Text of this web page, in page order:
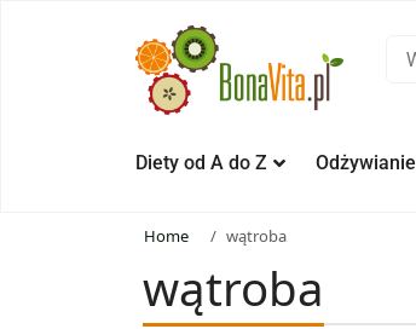
Diety od A do Z Odżywianie
Home wątroba
wątroba